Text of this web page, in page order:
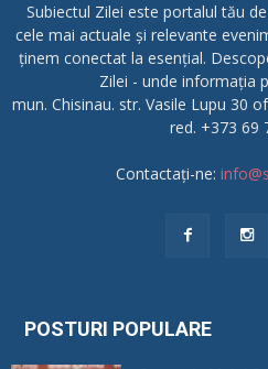
Subiectul Zilei este portalul tău
cele mai actuale și relevante
ținem conectat la esențial.
Zilei - unde informația
mun. Chisinau. str. Vasile Lupu 30
red. +373 69
Contactați-ne:
POSTURI POPULARE